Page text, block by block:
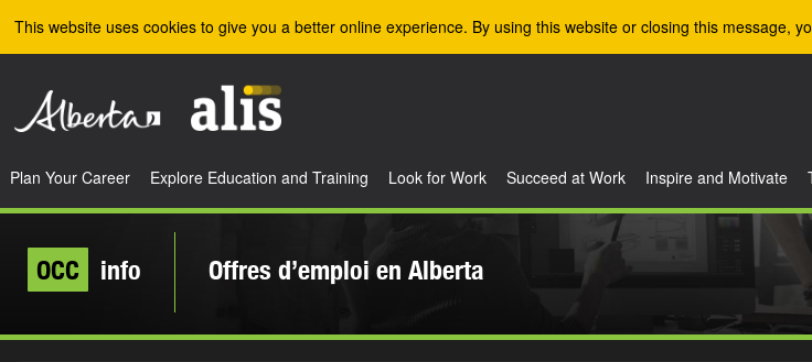
This website uses cookies to give you a better online experience. By using this website or closing this message,
Plan Your Career Explore Education and Training Look for Work Succeed at Work Inspire and Motivate
OCC info Offres d’emploi en Alberta